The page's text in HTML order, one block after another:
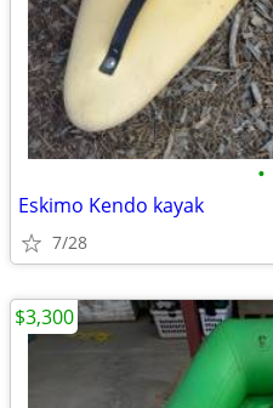
•
Eskimo Kendo kayak
7/28
$3,300